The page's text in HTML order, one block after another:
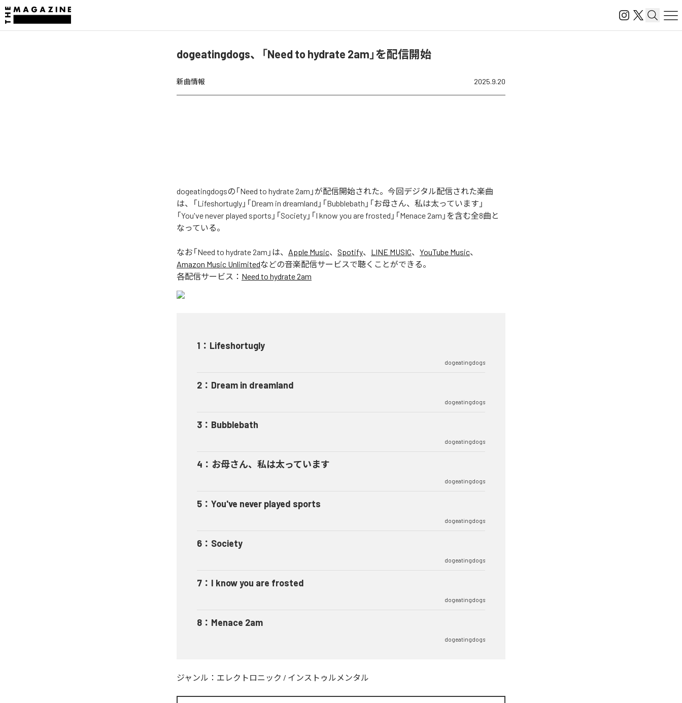
dogeatingdogs、「Need to hydrate 2am」を配信開始
新曲情報 2025.9.20
dogeatingdogsの「Need to hydrate 2am」が配信開始された。今回デジタル配信された楽曲
は、「Lifeshortugly」「Dream in dreamland」「Bubblebath」「お母さん、私は太っています」
「You've never played sports」「Society」「I know you are frosted」「Menace 2am」を含む全8曲と
なっている。
なお「Need to hydrate 2am 」は、 Apple Music、 Spotify、 LINE MUSIC、 YouTube Music、
Amazon Music Unlimitedなどの音楽配信サービスで聴くことができる。
各配信サービス： Need to hydrate 2am
1 ： Lifeshortugly
dogeatingdogs
2 ： Dream in dreamland
dogeatingdogs
3 ： Bubblebath
dogeatingdogs
4 ： お母さん、私は太っています
dogeatingdogs
5 ： You've never played sports
dogeatingdogs
6 ： Society
dogeatingdogs
7 ： I know you are frosted
dogeatingdogs
8 ： Menace 2am
dogeatingdogs
ジャンル： エレクトロニック / インストゥルメンタル